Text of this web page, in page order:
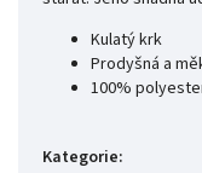
Kulatý krk
Prodyšná a
100%
Kategorie: